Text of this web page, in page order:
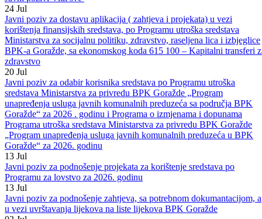
|
PDF
Javni poziviVidi sve
24 Jul
Javni poziv za dostavu aplikacija ( zahtjeva i projekata) u vezi
korištenja finansijskih sredstava, po Programu utroška sredstava
Ministarstva za socijalnu politiku, zdravstvo, raseljena lica i izbjeglice
BPK-a Goražde, sa ekonomskog koda 615 100 – Kapitalni transferi
zdravstvo
20 Jul
Javni poziv za odabir korisnika sredstava po Programu utroška
sredstava Ministarstva za privredu BPK Goražde „Program
unapređenja usluga javnih komunalnih preduzeća sa područja BPK
Goražde“ za 2026 . godinu i Programa o izmjenama i dopunama
Programa utroška sredstava Ministarstva za privredu BPK Goražde
„Program unapređenja usluga javnih komunalnih preduzeća u BPK
Goražde“ za 2026. godinu
13 Jul
Javni poziv za podnošenje projekata za korištenje sredstava po
Programu za lovstvo za 2026. godinu